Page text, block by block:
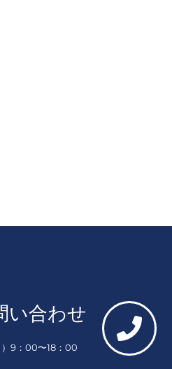
い合わせ
）9：00〜18：00